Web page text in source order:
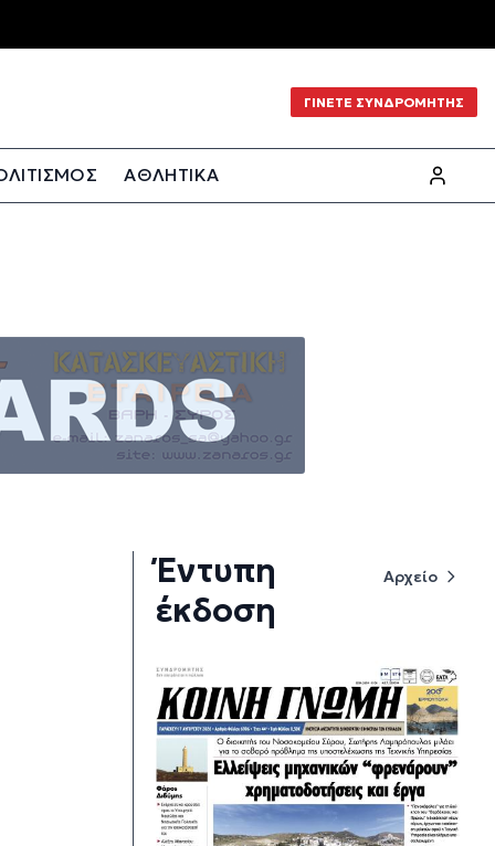
ΓΙΝΕΤΕ ΣΥΝΔΡΟΜΗΤΗΣ
ΑΘΛΗΤΙΚΑ
Έντυπη
έκδοση
Αρχείο